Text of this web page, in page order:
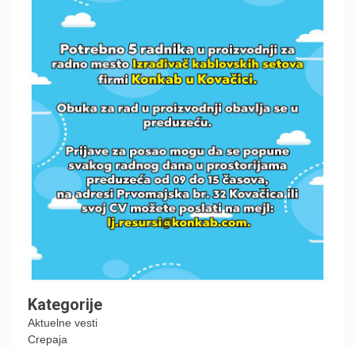
Kategorije
Aktuelne vesti
Crepaja